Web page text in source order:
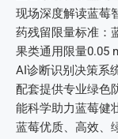
现场深度解读蓝莓
药残留限量标准：
果类通用限量0.05
AI诊断识别决策系
配套提供专业绿色
能科学助力蓝莓健
蓝莓优质、高效、